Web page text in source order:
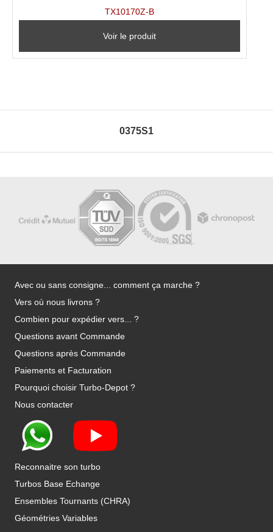
TX10170Z-B
Voir le produit
0375S1
Avec ou sans consigne... comment ça marche ?
Vers où nous livrons ?
Combien pour expédier vers... ?
Questions avant Commande
Questions après Commande
Paiements et Facturation
Pourquoi choisir Turbo-Depot ?
Nous contacter
Reconnaitre son turbo
Turbos Base Echange
Ensembles Tournants (CHRA)
Géométries Variables